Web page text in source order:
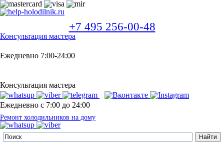
+7 495 256-00-48
Консультация мастера
Ежедневно 7:00-24:00
Консультация мастера
Ежедневно с 7:00 до 24:00
Ремонт холодильников на дому